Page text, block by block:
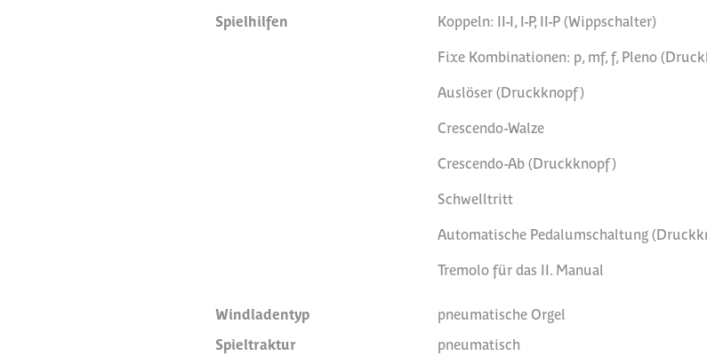
Spielhilfen
Koppeln: II-I, I-P, II-P (Wippschalter)
Fixe Kombinationen: p, mf, f, Pleno
Auslöser (Druckknopf)
Crescendo-Walze
Crescendo-Ab (Druckknopf)
Schwelltritt
Automatische Pedalumschaltung
Tremolo für das II. Manual
Windladentyp
pneumatische Orgel
Spieltraktur
pneumatisch